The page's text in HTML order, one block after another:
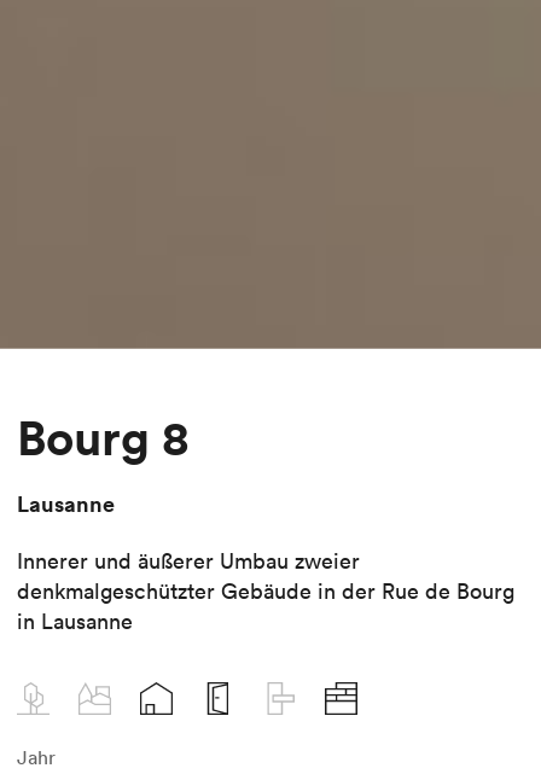
Bourg 8
Lausanne
Innerer und äußerer Umbau zweier
denkmalgeschützter Gebäude in der Rue de Bourg
in Lausanne
Jahr